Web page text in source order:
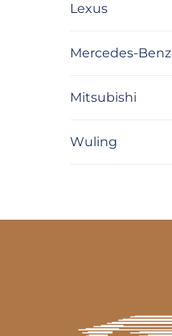
Lexus
Mercedes-Benz
Mitsubishi
Wuling